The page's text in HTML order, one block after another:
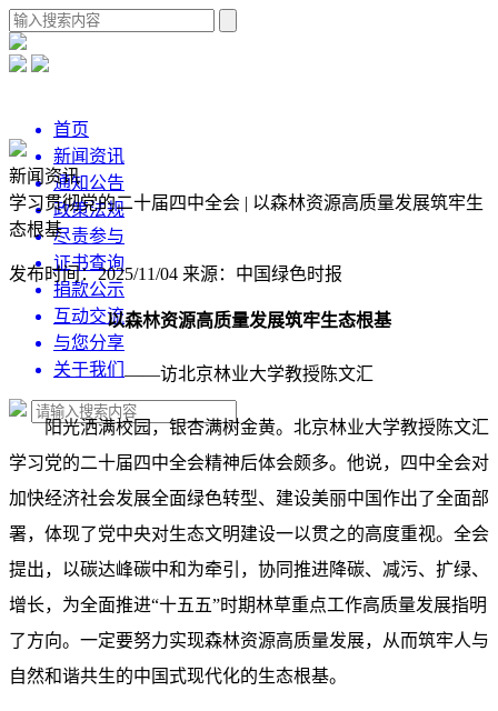
首页
新闻资讯
通知公告
政策法规
尽责参与
证书查询
捐款公示
互动交流
与您分享
关于我们
新闻资讯
学习贯彻党的二十届四中全会 | 以森林资源高质量发展筑牢生
态根基
发布时间：2025/11/04 来源：中国绿色时报
以森林资源高质量发展筑牢生态根基
——访北京林业大学教授陈文汇
阳光洒满校园，银杏满树金黄。北京林业大学教授陈文汇
学习党的二十届四中全会精神后体会颇多。他说，四中全会对
加快经济社会发展全面绿色转型、建设美丽中国作出了全面部
署，体现了党中央对生态文明建设一以贯之的高度重视。全会
提出，以碳达峰碳中和为牵引，协同推进降碳、减污、扩绿、
增长，为全面推进“十五五”时期林草重点工作高质量发展指明
了方向。一定要努力实现森林资源高质量发展，从而筑牢人与
自然和谐共生的中国式现代化的生态根基。